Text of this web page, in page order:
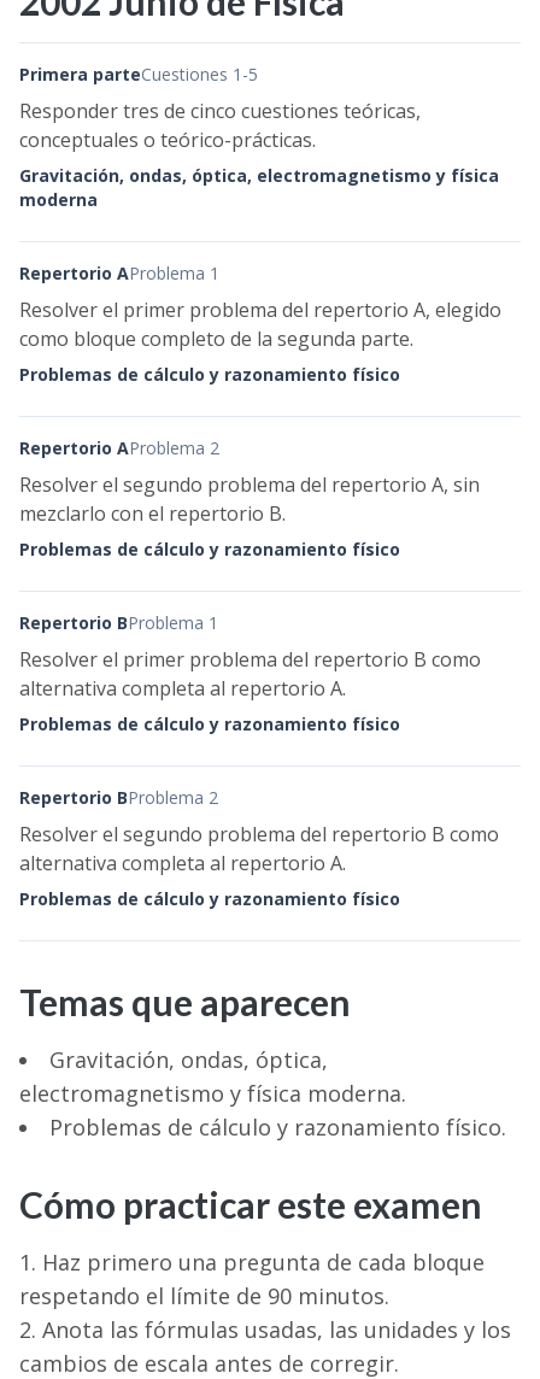
Primera parteCuestiones 1-5
Responder tres de cinco cuestiones teóricas,
conceptuales o teórico-prácticas.
Gravitación, ondas, óptica, electromagnetismo y física
moderna
Repertorio AProblema 1
Resolver el primer problema del repertorio A, elegido
como bloque completo de la segunda parte.
Problemas de cálculo y razonamiento físico
Repertorio AProblema 2
Resolver el segundo problema del repertorio A, sin
mezclarlo con el repertorio B.
Problemas de cálculo y razonamiento físico
Repertorio BProblema 1
Resolver el primer problema del repertorio B como
alternativa completa al repertorio A.
Problemas de cálculo y razonamiento físico
Repertorio BProblema 2
Resolver el segundo problema del repertorio B como
alternativa completa al repertorio A.
Problemas de cálculo y razonamiento físico
Temas que aparecen
Gravitación, ondas, óptica,
electromagnetismo y física moderna.
Problemas de cálculo y razonamiento físico.
Cómo practicar este examen
Haz primero una pregunta de cada bloque
respetando el límite de 90 minutos.
Anota las fórmulas usadas, las unidades y los
cambios de escala antes de corregir.